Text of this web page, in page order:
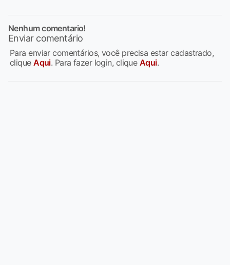
Nenhum comentario!
Enviar comentário
Para enviar comentários, você precisa estar cadastrado,
cliqueAqui. Para fazer login, clique Aqui.